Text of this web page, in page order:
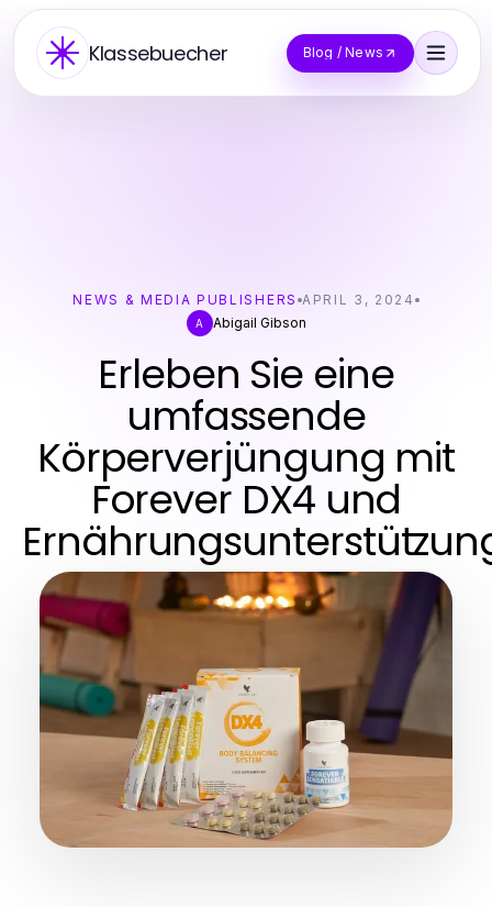
Klassebuecher Blog / News
NEWS & MEDIA PUBLISHERS APRIL 3, 2024
A Abigail Gibson
Erleben Sie eine
umfassende
Körperverjüngung mit
Forever DX4 und